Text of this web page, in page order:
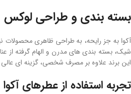
بسته ‌بندی و طراحی لوکس
آکوا به جز رایحه، به طراحی ظاهری محصولات
شیک، بسته ‌بندی ‌های مدرن و الهام‌ گرفته از
این برند علاوه بر مصرف شخصی، گزینه ‌ای
تجربه استفاده از عطرهای آکوا